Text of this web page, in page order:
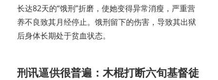
长达82天的“饿刑”折磨，使她变得异常消瘦，严重营
养不良致其月经停止。饿刑留下的伤害，导致其出狱
后身体长期处于贫血状态。
刑讯逼供很普遍：木棍打断六旬基督徒